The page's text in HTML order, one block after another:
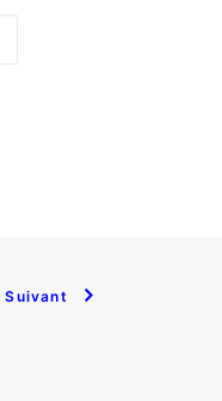
Suivant